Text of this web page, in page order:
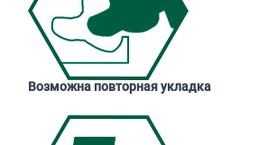
Возможна повторная укладка